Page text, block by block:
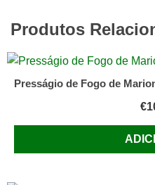
Luís
Carvalho
Produtos
Presságio de Fogo de
€